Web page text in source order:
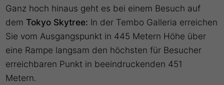
Ganz hoch hinaus geht es bei einem Besuch auf
demTokyo Skytree: In der Tembo Galleria erreichen
Sie vom Ausgangspunkt in 445 Metern Höhe über
eine Rampe langsam den höchsten für Besucher
erreichbaren Punkt in beeindruckenden 451
Metern.